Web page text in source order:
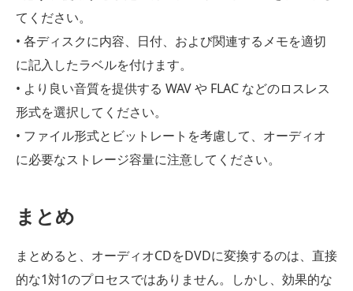
てください。
• 各ディスクに内容、日付、および関連するメモを適切
に記入したラベルを付けます。
• より良い音質を提供する WAV や FLAC などのロスレス
形式を選択してください。
• ファイル形式とビットレートを考慮して、オーディオ
に必要なストレージ容量に注意してください。
まとめ
まとめると、オーディオCDをDVDに変換するのは、直接
的な1対1のプロセスではありません。しかし、効果的な